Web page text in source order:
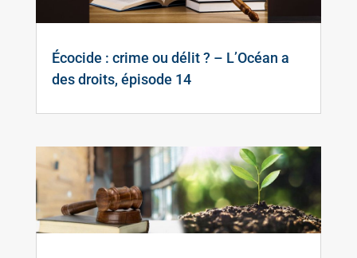
Écocide : crime ou délit ? – L’Océan a
des droits, épisode 14